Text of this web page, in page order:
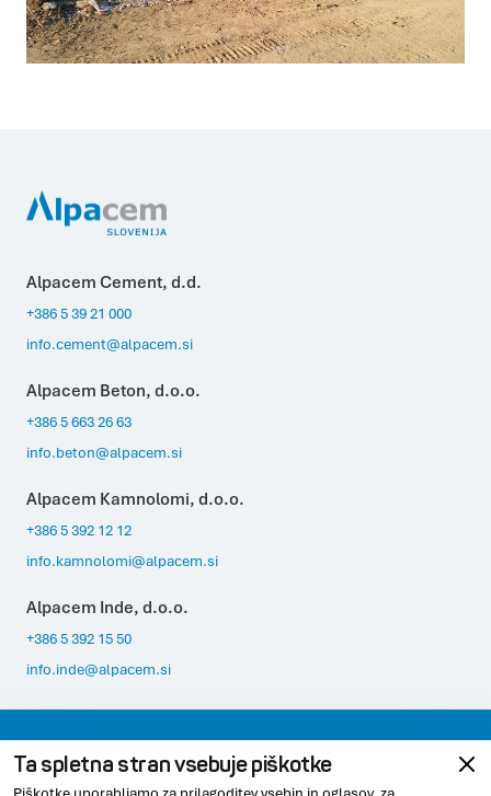
Alpacem Cement, d.d.
+386 5 39 21 000
info.cement@alpacem.si
Alpacem Beton, d.o.o.
+386 5 663 26 63
info.beton@alpacem.si
Alpacem Kamnolomi, d.o.o.
+386 5 392 12 12
info.kamnolomi@alpacem.si
Alpacem Inde, d.o.o.
+386 5 392 15 50
info.inde@alpacem.si
Varovanje podatkov Pravno obvestilo
Ta spletna stran vsebuje piškotke
Marketing
Piškotki za trženje se uporabljajo za sledenje
uporabnikom prek spletnih strani. Namen je prikazovanje
oglasov, ki so primerni in zanimivi za posameznega
uporabnika in zato več vredni za založnike in oglaševalce